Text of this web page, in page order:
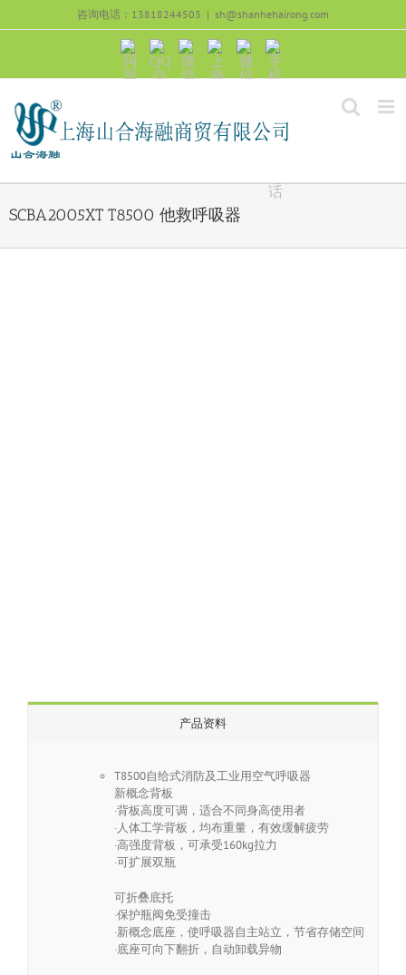
咨询电话：13818244503 | sh@shanhehairong.com
阿
里
通
QQ
交
微
信
shanhehairong
上
海
融
微
微
信
手
机
接
拨
话
SCBA2005XT T8500 他救呼吸器
产品资料
T8500自给式消防及工业用空气呼吸器
新概念背板
·背板高度可调，适合不同身高使用者
·人体工学背板，均布重量，有效缓解疲劳
·高强度背板，可承受160kg拉力
·可扩展双瓶
可折叠底托
·保护瓶阀免受撞击
·新概念底座，使呼吸器自主站立，节省存储空间
·底座可向下翻折，自动卸载异物